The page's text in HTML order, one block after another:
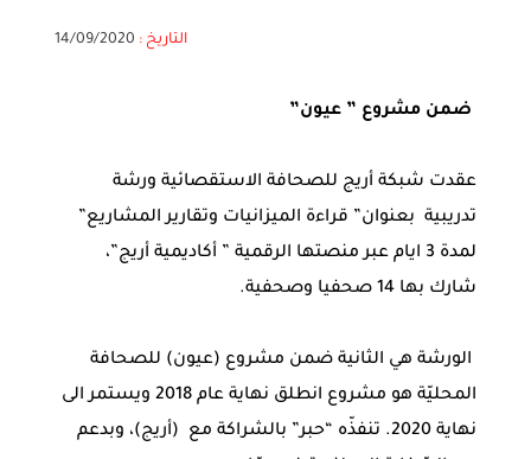
التاريخ : 14/09/2020
ضمن مشروع ” عيون”
عقدت شبكة أريج للصحافة الاستقصائية ورشة
تدريبية بعنوان” قراءة الميزانيات وتقارير المشاريع”
لمدة 3 ايام عبر منصتها الرقمية ” أكاديمية أريج”،
شارك بها 14 صحفيا وصحفية.
الورشة هي الثانية ضمن مشروع (عيون) للصحافة
المحليّة هو مشروع انطلق نهاية عام 2018 ويستمر الى
نهاية 2020. تنفذّه “حبر” بالشراكة مع (أريج)، وبدعم